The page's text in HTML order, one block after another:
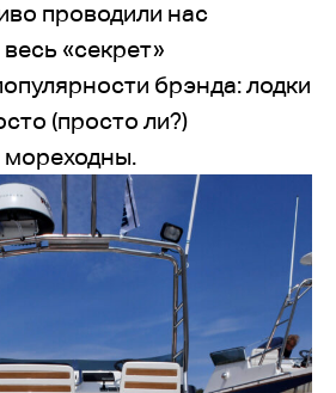
проводили нас
«секрет»
брэнда: лодки
(просто ли?)
мореходны.